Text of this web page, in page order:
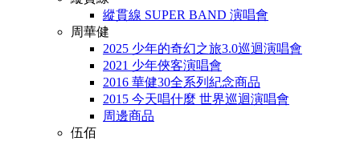
縱貫線 SUPER BAND 演唱會
周華健
2025 少年的奇幻之旅3.0巡迴演唱會
2021 少年俠客演唱會
2016 華健30全系列紀念商品
2015 今天唱什麼 世界巡迴演唱會
周邊商品
伍佰